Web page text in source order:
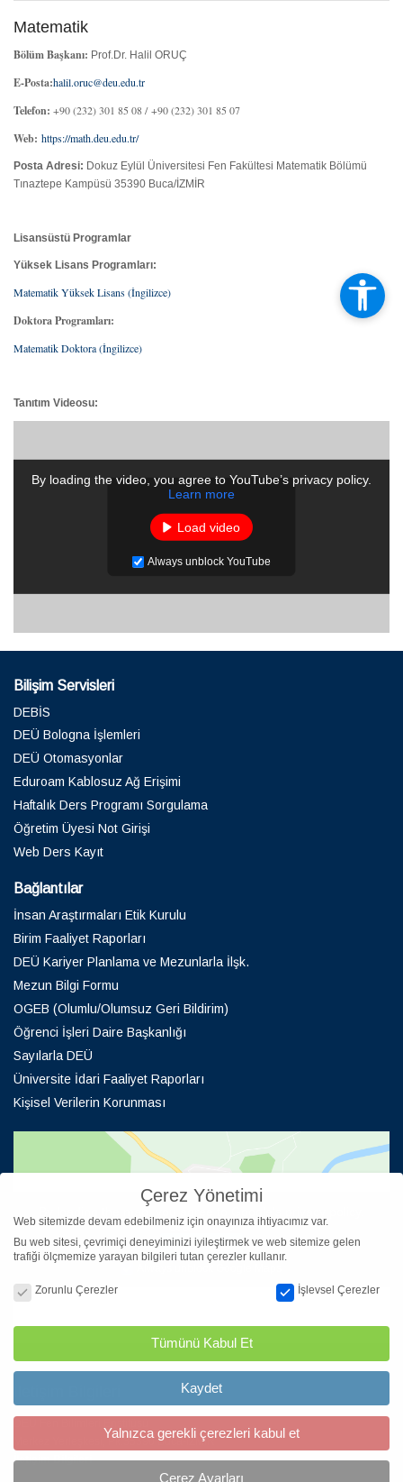
Matematik
Bölüm Başkanı: Prof.Dr. Halil ORUÇ
E-Posta:halil.oruc@deu.edu.tr
Telefon: +90 (232) 301 85 08 / +90 (232) 301 85 07
Web: https://math.deu.edu.tr/
Posta Adresi: Dokuz Eylül Üniversitesi Fen Fakültesi Matematik Bölümü
Tınaztepe Kampüsü 35390 Buca/İZMİR
Lisansüstü Programlar
Yüksek Lisans Programları:
Matematik Yüksek Lisans (İngilizce)
Doktora Programları:
Matematik Doktora (İngilizce)
Tanıtım Videosu:
By loading the video, you agree to YouTube’s privacy policy.
Learn more
Load video
Always unblock YouTube
Bilişim Servisleri
DEBİS
DEÜ Bologna İşlemleri
DEÜ Otomasyonlar
Eduroam Kablosuz Ağ Erişimi
Haftalık Ders Programı Sorgulama
Öğretim Üyesi Not Girişi
Web Ders Kayıt
Bağlantılar
İnsan Araştırmaları Etik Kurulu
Birim Faaliyet Raporları
DEÜ Kariyer Planlama ve Mezunlarla İlşk.
Mezun Bilgi Formu
OGEB (Olumlu/Olumsuz Geri Bildirim)
Öğrenci İşleri Daire Başkanlığı
Sayılarla DEÜ
Üniversite İdari Faaliyet Raporları
Kişisel Verilerin Korunması
Learn more
Load map
Merkez Yerleşkesi, Pk:35390 Buca-İZMİR
İletişim Bilgileri
Çerez Yönetimi
Web sitemizde devam edebilmeniz için onayınıza ihtiyacımız var.
Bu web sitesi, çevrimiçi deneyiminizi iyileştirmek ve web sitemize gelen
trafiği ölçmemize yarayan bilgileri tutan çerezler kullanır.
Zorunlu Çerezler
İşlevsel Çerezler
Tümünü Kabul Et
Kaydet
Yalnızca gerekli çerezleri kabul et
Çerez Ayarları